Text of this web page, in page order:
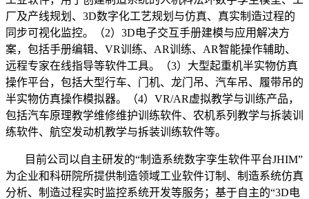
厂及产线规划、3D数字化工艺规划与仿真、真实制造过程的
同步可视化监控。（2）3D电子交互手册建模与应用解决方
案，包括手册编辑、VR训练、AR训练、AR智能操作辅助、
远程专家在线指导等软件工具。（3）大型起重机半实物仿真
操作平台，包括大型行车、门机、龙门吊、汽车吊、履带吊的
半实物仿真操作模拟器。（4）VR/AR虚拟教学与训练产品，
包括汽车原理教学维修维护训练软件、农机系列教学与拆装训
练软件、航空发动机教学与拆装训练软件等。
目前公司以自主研发的“制造系统数字孪生软件平台JHIM”
为企业和科研院所提供制造领域工业软件订制、制造系统仿真
分析、制造过程实时监控系统开发等服务；基于自主的“3D电